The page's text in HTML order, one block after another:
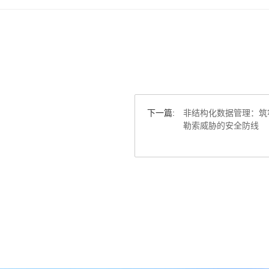
下一篇:
非结构化数据管理：
勒索威胁的安全防线